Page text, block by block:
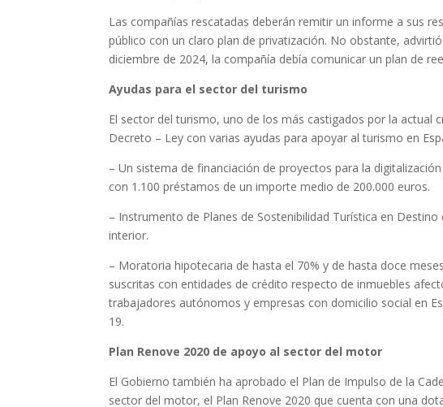
Las compañías rescatadas deberán remitir un informe a sus
público con un claro plan de privatización. No obstante,
diciembre de 2024, la compañía debía comunicar un plan de
Ayudas para el sector del turismo
El sector del turismo, uno de los más castigados por la actual
Decreto – Ley con varias ayudas para apoyar al turismo en
– Un sistema de financiación de proyectos para la
con 1.100 préstamos de un importe medio de 200.000 euros.
– Instrumento de Planes de Sostenibilidad Turística en
interior.
– Moratoria hipotecaria de hasta el 70% y de hasta doce
suscritas con entidades de crédito respecto de inmuebles
trabajadores autónomos y empresas con domicilio social en
19.
Plan Renove 2020 de apoyo al sector del motor
El Gobierno también ha aprobado el Plan de Impulso de la
sector del motor, el Plan Renove 2020 que cuenta con una